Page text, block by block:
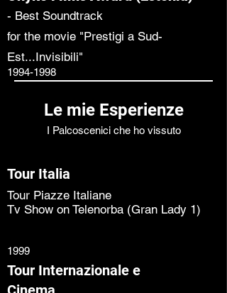
- Best Soundtrack
for the movie "Prestigi a Sud-
Est...Invisibili"
Le mie Esperienze
I Palcoscenici che ho vissuto
1994-1998
Tour Italia
Tour Piazze Italiane
Tv Show on Telenorba (Gran Lady 1)
1999
Tour Internazionale e